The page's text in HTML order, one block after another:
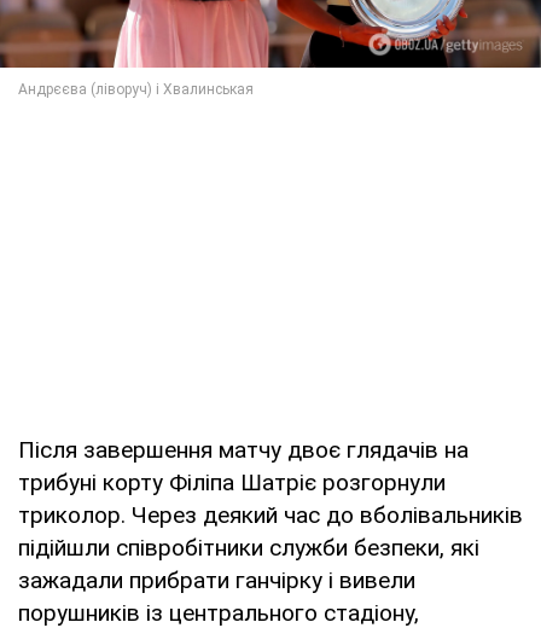
Після завершення матчу двоє глядачів на
трибуні корту Філіпа Шатріє розгорнули
триколор. Через деякий час до вболівальників
підійшли співробітники служби безпеки, які
зажадали прибрати ганчірку і вивели
порушників із центрального стадіону,